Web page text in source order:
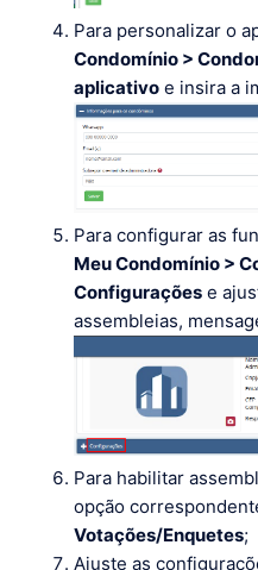
Para personalizar o
Condomínio >
aplicativo e insira a
Para configurar as
Meu Condomínio >
Configurações e
assembleias,
Para habilitar
opção
Votações/Enquetes;
Ajuste as